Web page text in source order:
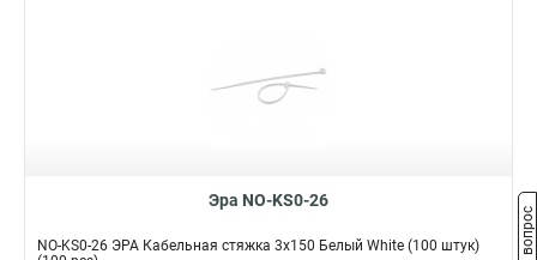
Эра NO-KS0-26
NO-KS0-26 ЭРА Кабельная стяжка 3х150 Белый White (100 штук)